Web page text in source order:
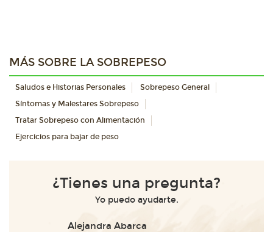
MÁS SOBRE LA SOBREPESO
Saludos e Historias Personales
Sobrepeso General
Síntomas y Malestares Sobrepeso
Tratar Sobrepeso con Alimentación
Ejercicios para bajar de peso
¿Tienes una pregunta?
Yo puedo ayudarte.
Alejandra Abarca